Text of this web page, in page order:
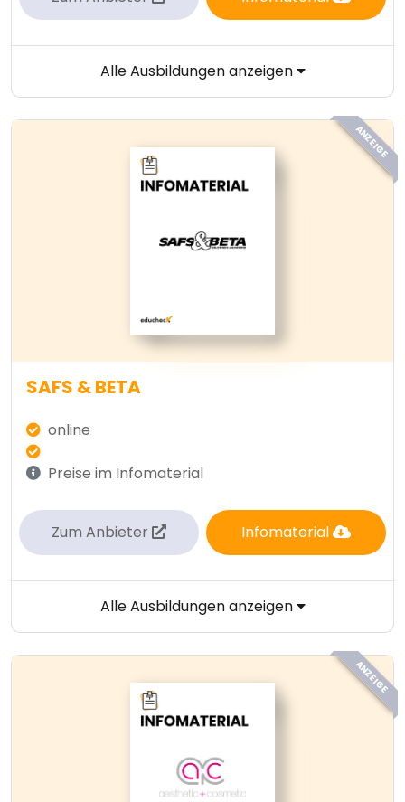
Alle Ausbildungen anzeigen
ANZEIGE
SAFS & BETA
online
Preise im Infomaterial
Zum Anbieter Infomaterial
Alle Ausbildungen anzeigen
ANZEIGE